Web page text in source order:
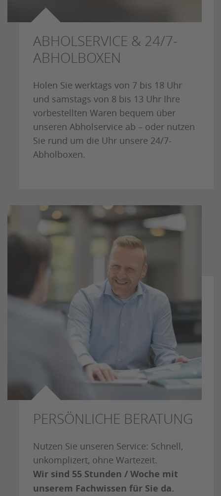
ABHOLSERVICE & 24/7-
ABHOLBOXEN
Holen Sie werktags von 7 bis 18 Uhr
und samstags von 8 bis 13 Uhr Ihre
vorbestellten Waren bequem über
unseren Abholservice ab – oder nutzen
Sie rund um die Uhr unsere 24/7-
Abholboxen.
PERSÖNLICHE BERATUNG
Nutzen Sie unseren Service: Schnell,
unkomplizert, ohne Wartezeit.
Wir sind 55 Stunden / Woche mit
unserem Fachwissen für Sie da.